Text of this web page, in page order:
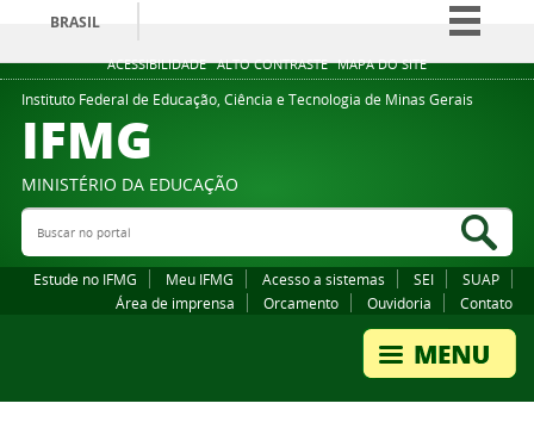
ACESSIBILIDADE ALTO CONTRASTE MAPA DO SITE
BRASIL
Simplifique!
Comunica BR
Legislação
Instituto Federal de Educação, Ciência e Tecnologia de Minas Gerais
IFMG
MINISTÉRIO DA EDUCAÇÃO
Buscar no portal
Estude no IFMG Meu IFMG Acesso a sistemas SEI
SUAP
Área de imprensa
Orcamento Ouvidoria Contato